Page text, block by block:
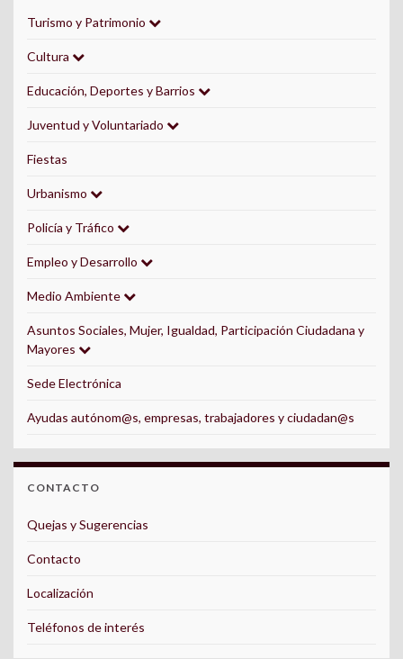
Turismo y Patrimonio
Cultura
Educación, Deportes y Barrios
Juventud y Voluntariado
Fiestas
Urbanismo
Policía y Tráfico
Empleo y Desarrollo
Medio Ambiente
Asuntos Sociales, Mujer, Igualdad, Participación Ciudadana y
Mayores
Sede Electrónica
Ayudas autónom@s, empresas, trabajadores y ciudadan@s
CONTACTO
Quejas y Sugerencias
Contacto
Localización
Teléfonos de interés